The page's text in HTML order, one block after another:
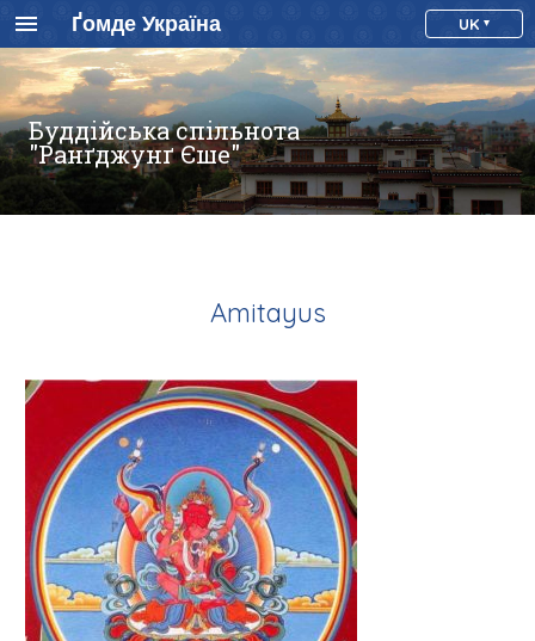
Ґомде Україна UK
Буддійська спільнота
"Ранґджунґ Єше"
Amitayus